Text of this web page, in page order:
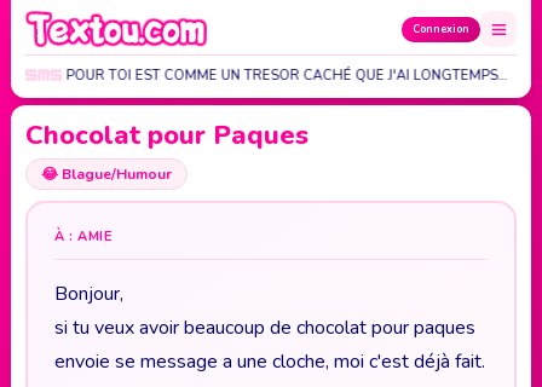
Connexion
J'AI POUR TOI EST COMME UN TRESOR CACHÉ QUE J'AI LONGTEMPS…
Chocolat pour Paques
😂 Blague/Humour
À : AMIE
Bonjour,
si tu veux avoir beaucoup de chocolat pour paques
envoie se message a une cloche, moi c'est déjà fait.